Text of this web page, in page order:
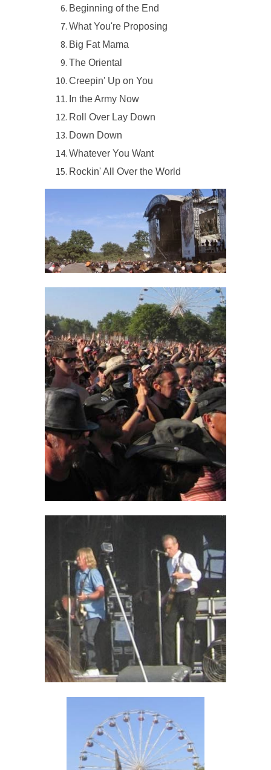
Beginning of the End
What You're Proposing
Big Fat Mama
The Oriental
Creepin' Up on You
In the Army Now
Roll Over Lay Down
Down Down
Whatever You Want
Rockin' All Over the World